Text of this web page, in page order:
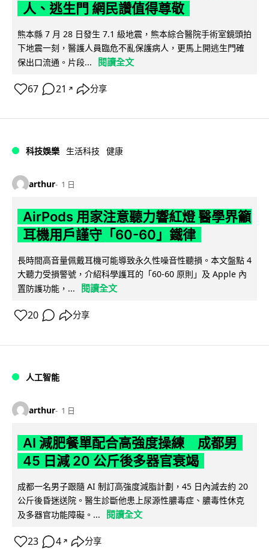
人、逃生門 網民讚值得尊敬
熊本縣 7 月 28 日發生 7.1 級地震，熊本綜合醫院手術室鏡頭拍
下地震一刻，醫護人員臨危不亂保護病人，更馬上開逃生門確
保出口流通。片段...
閱讀全文
67 21 ↗ 分享
科技娛樂 生活科技 健康
arthur 1 日
AirPods 用家注意聽力響紅燈 醫學界籲
耳機用戶謹守「60-60」鐵律
長時間高音量佩戴耳機可能導致永久性噪音性聽損。本文盤點 4
大聽力受損警號，介紹科學護耳的「60-60 原則」及 Apple 內
置防護功能，...
閱讀全文
20 分享
人工智能
arthur 1 日
AI 減肥餐單配合高強度操練 成都男
45 日減 20 公斤後多器官衰竭
成都一名男子跟隨 AI 制訂高強度減脂計劃，45 日內減去約 20
公斤後昏迷送院。醫生診斷他患上尿源性膿毒症、膿毒性休克
及多器官功能障礙。...
閱讀全文
23 4 ↗ 分享